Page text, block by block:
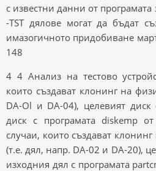
с известни данни от програмата
-TST дялове могат да бъдат
имазогичното придобиване
148
4 4 Анализ на тестово
които създават клонинг на
DA-Ol и DA-04), целевият диск
диск с програмата diskemp
случаи, които създават
(т.е. дял, напр. DA-02 и DA-20),
изходния дял с програмата